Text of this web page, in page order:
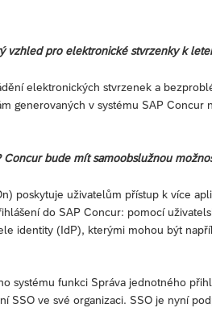
vzhled pro elektronické stvrzenky k
elektronických stvrzenek a
generovaných v systému SAP Concur
Concur bude mít samoobslužnou
poskytuje uživatelům přístup k více
do SAP Concur: pomocí
identity (IdP), kterými mohou být
systému funkci Správa jednotného
SSO ve své organizaci. SSO je nyní